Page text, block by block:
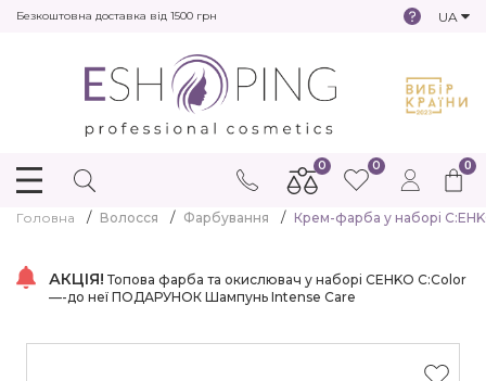
Безкоштовна доставка від 1500 грн UA
0
0 0
Головна Волосся Фарбування Крем-фарба у наборі
АКЦІЯ! Топова фарба та окислювач у наборі CEHKO C:Color
—-до неї ПОДАРУНОК Шампунь Intense Care